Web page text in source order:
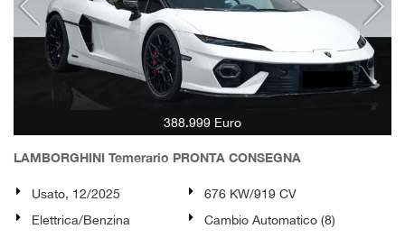
388.999 Euro
LAMBORGHINI Temerario PRONTA CONSEGNA
Usato, 12/2025
676 KW/919 CV
Elettrica/Benzina
Cambio Automatico (8)